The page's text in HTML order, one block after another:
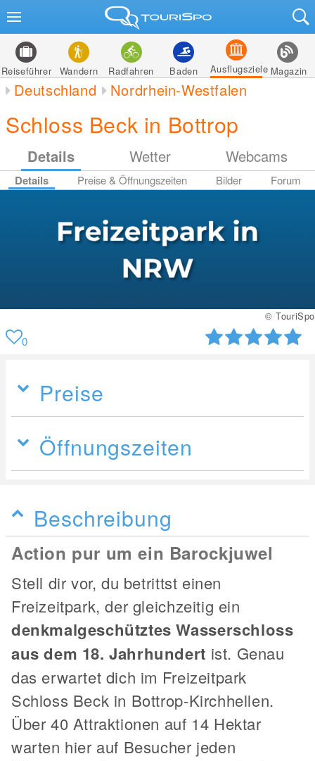
Reiseführer Wandern Radfahren Baden Ausflugsziele Magazin
Deutschland Nordrhein-Westfalen
Schloss Beck in Bottrop
Details Wetter Webcams
Details Preise & Öffnungszeiten Bilder Forum
© TouriSpo
0
Preise
Öffnungszeiten
Beschreibung
Action pur um ein Barockjuwel
Stell dir vor, du betrittst einen
Freizeitpark, der gleichzeitig ein
denkmalgeschütztes Wasserschloss
aus dem 18. Jahrhundert ist. Genau
das erwartet dich im Freizeitpark
Schloss Beck in Bottrop-Kirchhellen.
Über 40 Attraktionen auf 14 Hektar
warten hier auf Besucher jeden